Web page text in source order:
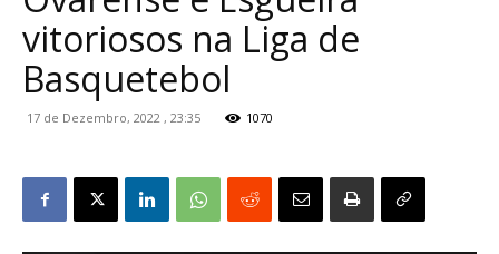
vitoriosos na Liga de
Basquetebol
17 de Dezembro, 2022 , 23:35 1070